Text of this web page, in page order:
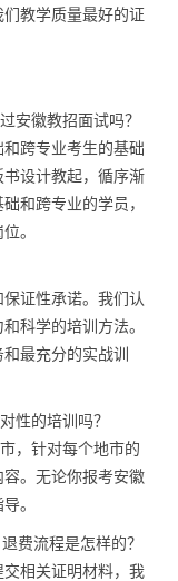
教学质量最好的证
安徽教招面试吗？
跨专业考生的基础
设计教起，循序渐
和跨专业的学员，
。
证性承诺。我们认
科学的培训方法。
最充分的实战训
性的培训吗？
，针对每个地市的
。无论你报考安徽
。
费流程是怎样的？
相关证明材料，我